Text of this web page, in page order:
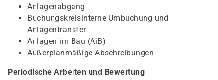
Anlagenabgang
Buchungskreisinterne Umbuchung und
Anlagentransfer
Anlagen im Bau (AiB)
Außerplanmäßige Abschreibungen
Periodische Arbeiten und Bewertung